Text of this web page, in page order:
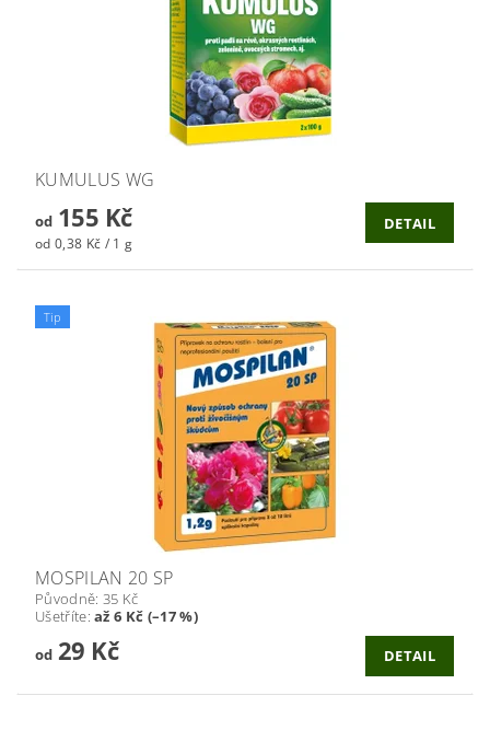
KUMULUS WG
od155 Kč
od 0,38 Kč / 1 g
DETAIL
Tip
MOSPILAN 20 SP
Původně: 35 Kč
Ušetříte:až 6 Kč (–17 %)
od29 Kč DETAIL